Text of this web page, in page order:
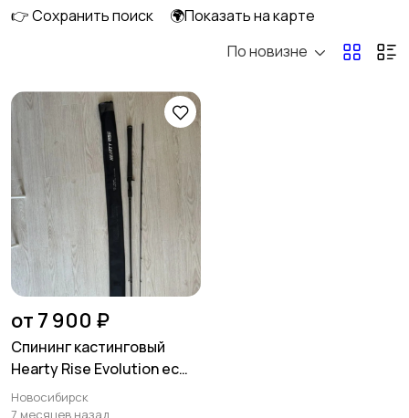
Матчевые
Карповые
Бланки для удилищ
👉 Сохранить поиск
🌍Показать на карте
По новизне
от 7 900 ₽
Спининг кастинговый
Нeаrty Rise Еvоlution eс
-702Н
Новосибирск
7 месяцев назад